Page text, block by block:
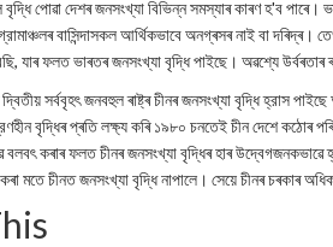
পোৱা দেশৰ জনসংখ্যা বিভিন্ন সমস্যাৰ কাৰণ হ'ব পাৰে।
বাসিন্দাসকল আর্থিকভাবে অনগ্ৰসৰ নাই বা
যাৰ ফলত ভাৰতৰ জনসংখ্যা বৃদ্ধি পাইছে। অৱশ্যে
দ্বিতীয় সর্ববৃহৎ জনবহুল ৰাষ্ট্ৰ চীনৰ জনসংখ্যা বৃদ্ধি হ্রাস
বৃদ্ধিৰ প্ৰতি লক্ষ্য কৰি ১৯৮০ চনতেই চীন দেশে কঠোৰ
বলবৎ কৰাৰ ফলত চীনৰ জনসংখ্যা বৃদ্ধিৰ হাৰ
মতে চীনত জনসংখ্যা বৃদ্ধি নাপালে। সেয়ে চীনৰ চৰকাৰ